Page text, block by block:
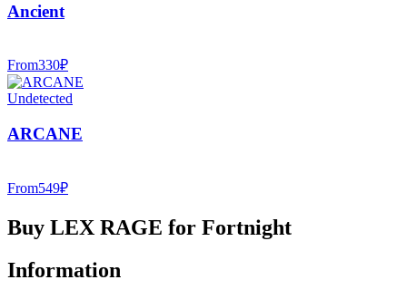
Ancient
From330₽
Undetected
ARCANE
From549₽
Buy LEX RAGE for Fortnight
Information